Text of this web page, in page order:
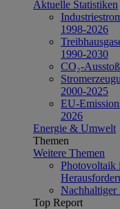
Aktuelle Statistiken
1998-2026
1990-2030
CO₂-
2000-2025
EU-
2026
Energie & Umwelt
Themen
Weitere Themen
Photovoltaik
Nachhaltiger
Top Report